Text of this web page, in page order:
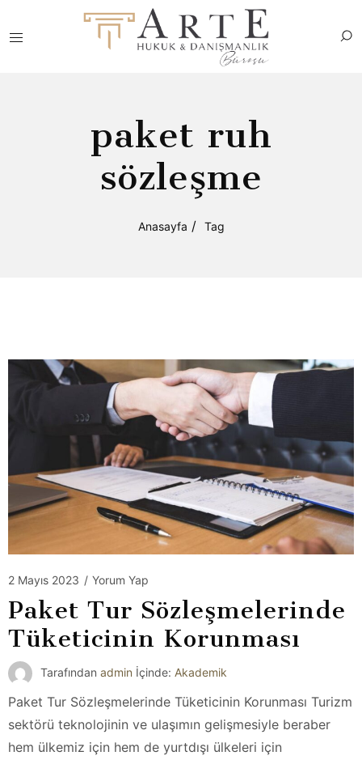
paket ruh
sözleşme
Anasayfa Tag
2 Mayıs 2023 / Yorum Yap
Paket Tur Sözleşmelerinde
Tüketicinin Korunması
Tarafından admin İçinde: Akademik
Paket Tur Sözleşmelerinde Tüketicinin Korunması Turizm
sektörü teknolojinin ve ulaşımın gelişmesiyle beraber
hem ülkemiz için hem de yurtdışı ülkeleri için